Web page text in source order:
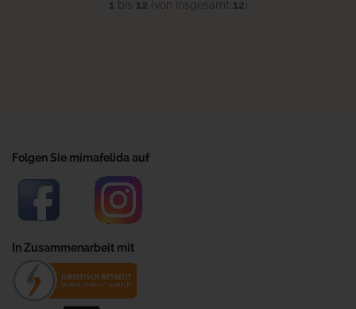
1 bis 12 (von insgesamt 12)
Folgen Sie mimafelida auf
In Zusammenarbeit mit